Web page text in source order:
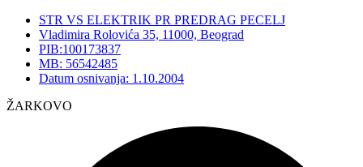
STR VS ELEKTRIK PR PREDRAG PECELJ
Vladimira Rolovića 35, 11000, Beograd
PIB:100173837
MB: 56542485
Datum osnivanja: 1.10.2004
ŽARKOVO